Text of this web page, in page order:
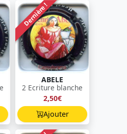
Dernière !
ABELE
2 Ecriture blanche
2,50€
Ajouter